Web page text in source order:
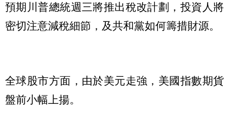
預期川普總統週三將推出稅改計劃，投資人將
密切注意減稅細節，及共和黨如何籌措財源。
全球股市方面，由於美元走強，美國指數期貨
盤前小幅上揚。